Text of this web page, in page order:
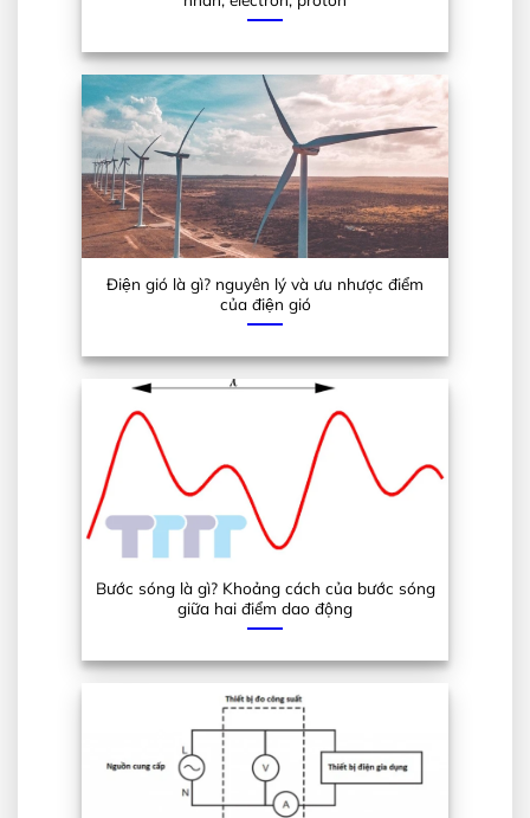
Điện gió là gì? nguyên lý và ưu nhược điểm
của điện gió
Bước sóng là gì? Khoảng cách của bước sóng
giữa hai điểm dao động